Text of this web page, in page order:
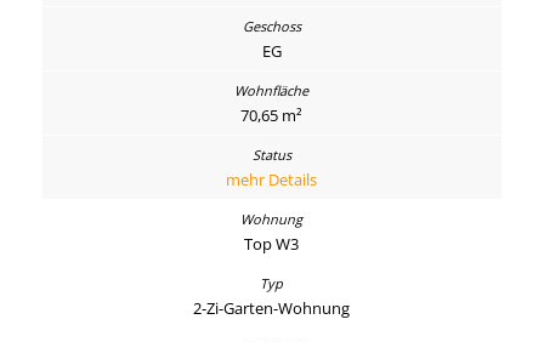
EG
70,65 m²
mehr Details
Top W3
2-Zi-Garten-Wohnung